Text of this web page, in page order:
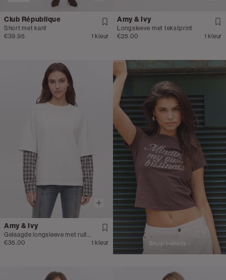
Club République
Short met kant
€39.95
1 kleur
Amy & Ivy
Longsleeve met tekstprint
€25.00
1 kleur
Amy & Ivy
Gelaagde longsleeve met ruitpatroon
€35.00
1 kleur